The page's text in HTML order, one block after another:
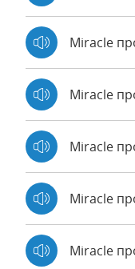
Miracle
Miracle
Miracle
Miracle
Miracle